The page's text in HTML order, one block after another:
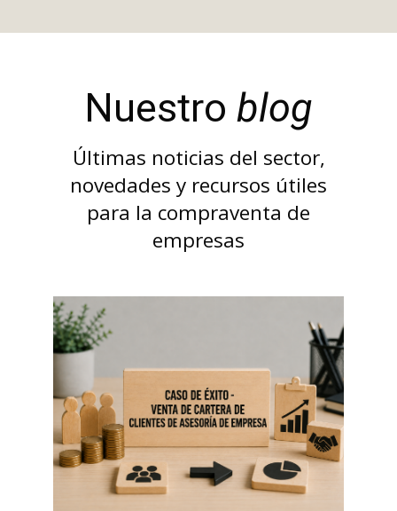
Nuestro blog
Últimas noticias del sector,
novedades y recursos útiles
para la compraventa de
empresas